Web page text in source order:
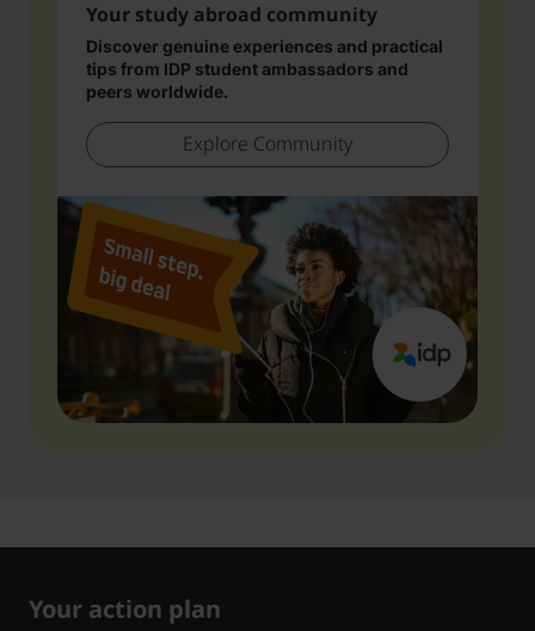
Your study abroad community
Discover genuine experiences and practical
tips from IDP student ambassadors and
peers worldwide.
Explore Community
Your action plan